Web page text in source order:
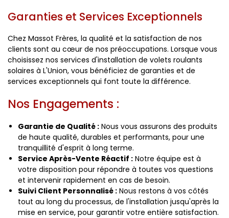
Garanties et Services Exceptionnels
Chez Massot Frères, la qualité et la satisfaction de nos
clients sont au cœur de nos préoccupations. Lorsque vous
choisissez nos services d'installation de volets roulants
solaires à L'Union, vous bénéficiez de garanties et de
services exceptionnels qui font toute la différence.
Nos Engagements :
Garantie de Qualité : Nous vous assurons des produits
de haute qualité, durables et performants, pour une
tranquillité d'esprit à long terme.
Service Après-Vente Réactif : Notre équipe est à
votre disposition pour répondre à toutes vos questions
et intervenir rapidement en cas de besoin.
Suivi Client Personnalisé : Nous restons à vos côtés
tout au long du processus, de l'installation jusqu'après la
mise en service, pour garantir votre entière satisfaction.